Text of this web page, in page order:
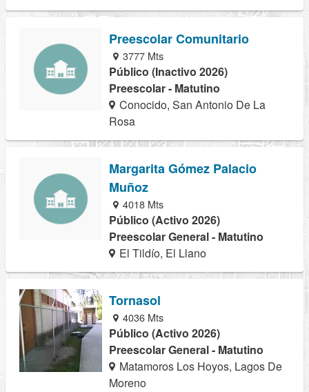
Preescolar Comunitario
3777 Mts
Público (Inactivo 2026)
Preescolar - Matutino
Conocido, San Antonio De La
Rosa
Margarita Gómez Palacio
Muñoz
4018 Mts
Público (Activo 2026)
Preescolar General - Matutino
El Tildío, El Llano
Tornasol
4036 Mts
Público (Activo 2026)
Preescolar General - Matutino
Matamoros Los Hoyos, Lagos De
Moreno